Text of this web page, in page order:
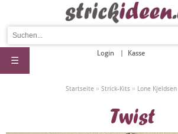
Login Kasse
☰
Startseite » Strick-Kits » Lone Kjeldsen
Twist